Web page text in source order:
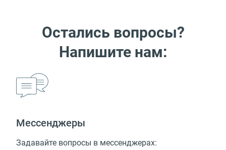
Остались вопросы?
Напишите нам:
Мессенджеры
Задавайте вопросы в мессенджерах: